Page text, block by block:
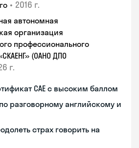
• 2016 г.
автономная
организация
профессионального
(ОАНО ДПО
г.
CAE с высоким баллом
разговорному английскому и
страх говорить на